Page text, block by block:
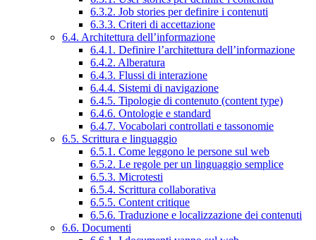
6.3.2. Job stories per definire i contenuti
6.3.3. Criteri di accettazione
6.4. Architettura dell’informazione
6.4.1. Definire l’architettura dell’informazione
6.4.2. Alberatura
6.4.3. Flussi di interazione
6.4.4. Sistemi di navigazione
6.4.5. Tipologie di contenuto (content type)
6.4.6. Ontologie e standard
6.4.7. Vocabolari controllati e tassonomie
6.5. Scrittura e linguaggio
6.5.1. Come leggono le persone sul web
6.5.2. Le regole per un linguaggio semplice
6.5.3. Microtesti
6.5.4. Scrittura collaborativa
6.5.5. Content critique
6.5.6. Traduzione e localizzazione dei contenuti
6.6. Documenti